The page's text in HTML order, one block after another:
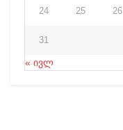
24 25 26
31
« ივლ